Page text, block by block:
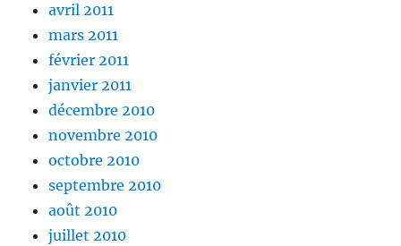
avril 2011
mars 2011
février 2011
janvier 2011
décembre 2010
novembre 2010
octobre 2010
septembre 2010
août 2010
juillet 2010